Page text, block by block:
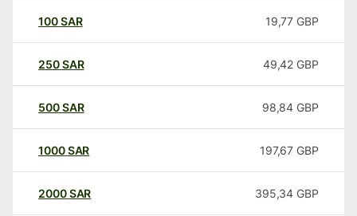
100SAR 19,77 GBP
250SAR 49,42 GBP
500SAR 98,84 GBP
1000SAR 197,67 GBP
2000SAR 395,34 GBP